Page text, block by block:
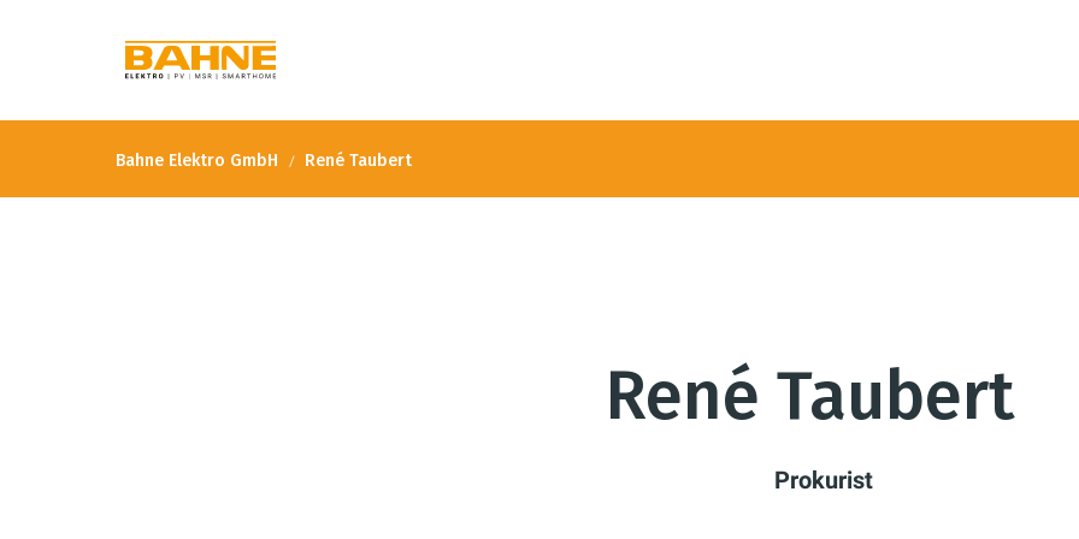
Bahne Elektro GmbH René Taubert
René Taubert
Prokurist